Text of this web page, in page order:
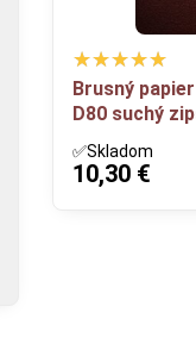
Brusný
D80 suchý
✅Skladom
10,30 €